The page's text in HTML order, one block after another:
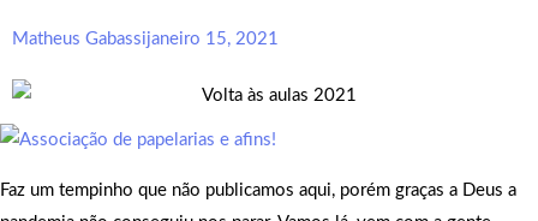
Matheus Gabassijaneiro 15, 2021
Faz um tempinho que não publicamos aqui, porém graças a Deus a